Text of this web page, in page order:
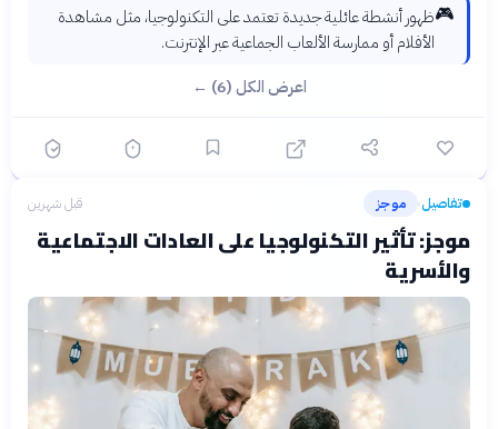
🎮ظهور أنشطة عائلية جديدة تعتمد على التكنولوجيا، مثل مشاهدة
الأفلام أو ممارسة الألعاب الجماعية عبر الإنترنت.
اعرض الكل (6) ←
تفاصيل› موجز قبل شهرين
موجز: تأثير التكنولوجيا على العادات الاجتماعية
والأسرية